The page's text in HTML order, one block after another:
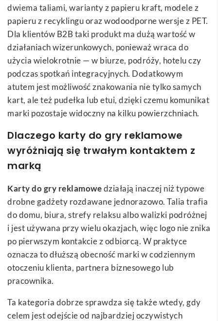
dwiema taliami, warianty z papieru kraft, modele z
papieru z recyklingu oraz wodoodporne wersje z PET.
Dla klientów B2B taki produkt ma dużą wartość w
działaniach wizerunkowych, ponieważ wraca do
użycia wielokrotnie — w biurze, podróży, hotelu czy
podczas spotkań integracyjnych. Dodatkowym
atutem jest możliwość znakowania nie tylko samych
kart, ale też pudełka lub etui, dzięki czemu komunikat
marki pozostaje widoczny na kilku powierzchniach.
Dlaczego karty do gry reklamowe
wyróżniają się trwałym kontaktem z
marką
Karty do gry reklamowedziałają inaczej niż typowe
drobne gadżety rozdawane jednorazowo. Talia trafia
do domu, biura, strefy relaksu albo walizki podróżnej
i jest używana przy wielu okazjach, więc logo nie znika
po pierwszym kontakcie z odbiorcą. W praktyce
oznacza to dłuższą obecność marki w codziennym
otoczeniu klienta, partnera biznesowego lub
pracownika.
Ta kategoria dobrze sprawdza się także wtedy, gdy
celem jest odejście od najbardziej oczywistych